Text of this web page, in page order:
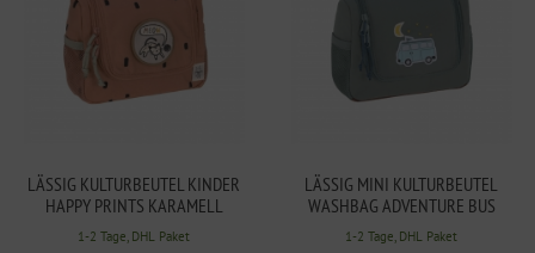
LÄSSIG KULTURBEUTEL KINDER
HAPPY PRINTS KARAMELL
1-2 Tage, DHL Paket
LÄSSIG MINI KULTURBEUTEL
WASHBAG ADVENTURE BUS
1-2 Tage, DHL Paket